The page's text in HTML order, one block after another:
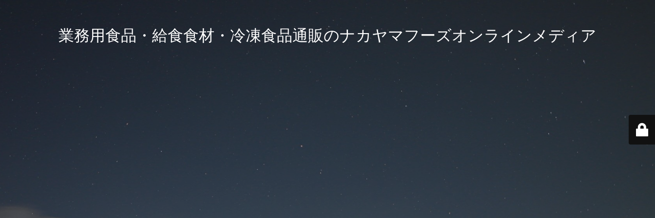
業務用食品・給食食材・冷凍食品通販のナカヤマフーズオンラインメディア